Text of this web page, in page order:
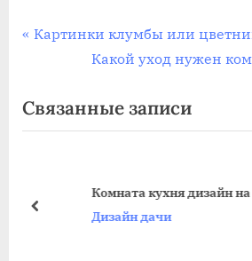
Навигация
записям
П
д
ы
щ
Картинки клумбы или
С
е
д
Какой уход нужен
Связанные записи
Комната кухня дизайн на даче
Дизайн дачи
пред